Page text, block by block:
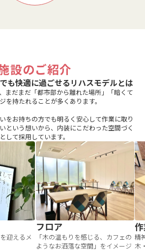
設のご紹介
も快適に過ごせるリハスモデルとは
まだまだ「都市部から離れた場所」「暗くて
を持たれることが多くあります。
をお持ちの方でも明るく安心して作業に取り
という想いから、内装にこだわった空間づく
して採用しています。
迎えるメ
フロア
「木の温もりを感じる、カフェの
ようなお洒落な空間」をイメージ
精
木